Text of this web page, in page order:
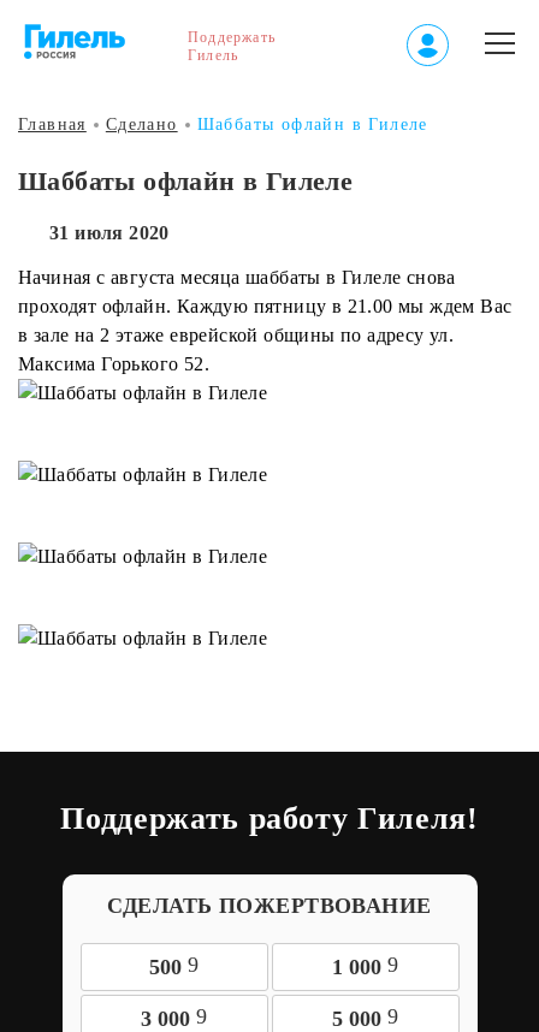
Поддержать
Гилель
Главная Сделано Шаббаты офлайн в Гилеле
Шаббаты офлайн в Гилеле
31 июля 2020
Начиная с августа месяца шаббаты в Гилеле снова
проходят офлайн. Каждую пятницу в 21.00 мы ждем Вас
в зале на 2 этаже еврейской общины по адресу ул.
Максима Горького 52.
Поддержать работу Гилеля!
СДЕЛАТЬ ПОЖЕРТВОВАНИЕ
500 9 1 000 9
3 000 9 5 000 9